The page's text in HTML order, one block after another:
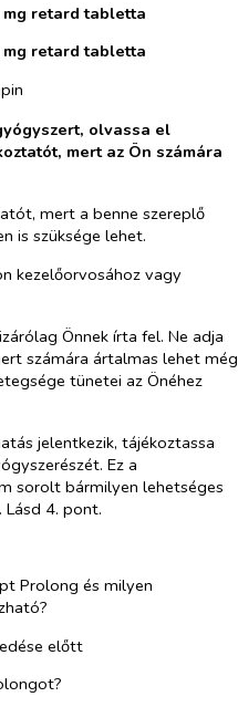
retard tabletta
retard tabletta
olvassa el
mert az Ön számára
mert a benne szereplő
is szüksége lehet.
kezelőorvosához vagy
Önnek írta fel. Ne adja
számára ártalmas lehet még
tünetei az Önéhez
jelentkezik, tájékoztassa
Ez a
sorolt bármilyen lehetséges
4. pont.
Prolong és milyen
előtt